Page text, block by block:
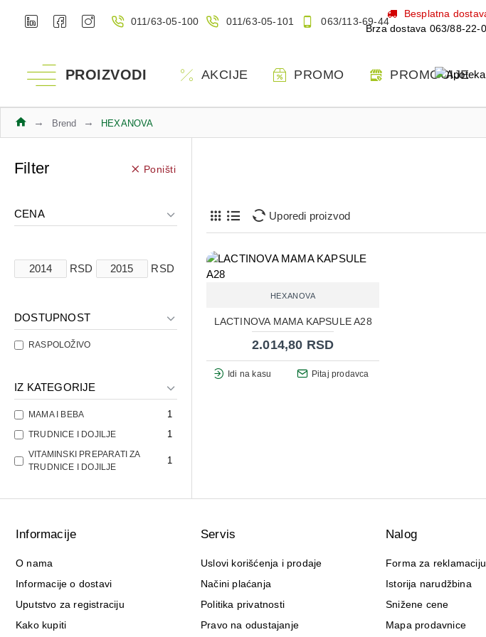
011/63-05-100 011/63-05-101 063/113-69-44
Besplatna
Brza dostava 063/88-22-
PROIZVODI AKCIJE PROMO PROMOCIJE
Brend HEXANOVA
Filter Poništi
CENA
RSD RSD
IZ KATEGORIJE
MAMA I BEBA 1
TRUDNICE I DOJILJE 1
VITAMINSKI PREPARATI ZA
TRUDNICE I DOJILJE
1
DOSTUPNOST
RASPOLOŽIVO
Uporedi proizvod
HEXANOVA
LACTINOVA MAMA KAPSULE A28
2.014,80 RSD
Idi na kasu Pitaj prodavca
Informacije
O nama
Informacije o dostavi
Uputstvo za registraciju
Kako kupiti
Servis
Uslovi korišćenja i prodaje
Načini plaćanja
Politika privatnosti
Pravo na odustajanje
Nalog
Forma za reklamaciju
Istorija narudžbina
Snižene cene
Mapa prodavnice